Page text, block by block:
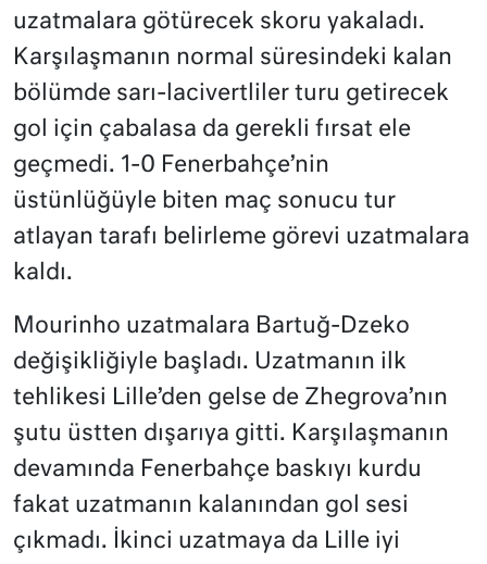
uzatmalara götürecek skoru yakaladı.
Karşılaşmanın normal süresindeki kalan
bölümde sarı-lacivertliler turu getirecek
gol için çabalasa da gerekli fırsat ele
geçmedi. 1-0 Fenerbahçe’nin
üstünlüğüyle biten maç sonucu tur
atlayan tarafı belirleme görevi uzatmalara
kaldı.
Mourinho uzatmalara Bartuğ-Dzeko
değişikliğiyle başladı. Uzatmanın ilk
tehlikesi Lille’den gelse de Zhegrova’nın
şutu üstten dışarıya gitti. Karşılaşmanın
devamında Fenerbahçe baskıyı kurdu
fakat uzatmanın kalanından gol sesi
çıkmadı. İkinci uzatmaya da Lille iyi